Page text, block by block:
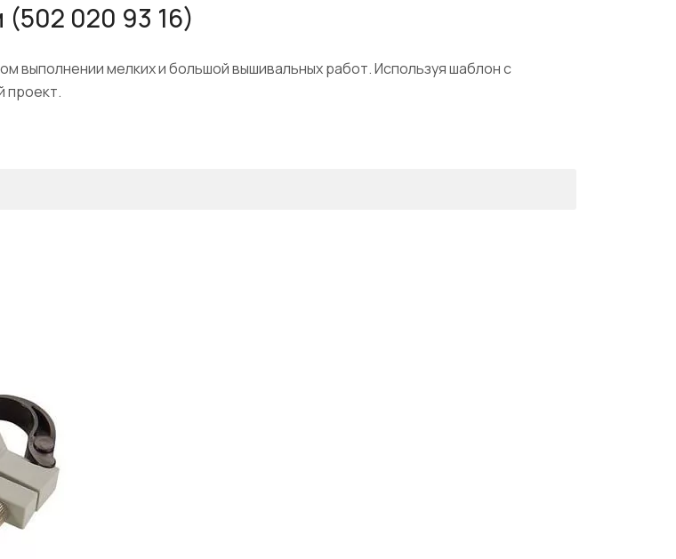
020 93 16)
выполнении мелких и большой вышивальных работ. Используя шаблон с
проект.